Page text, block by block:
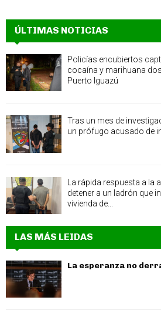
ÚLTIMAS NOTICIAS
Policías encubiertos
cocaína y marihuana
Puerto Iguazú
Tras un mes de
un prófugo acusado de
La rápida respuesta a la
detener a un ladrón que
vivienda de...
LAS MÁS LEIDAS
La esperanza no